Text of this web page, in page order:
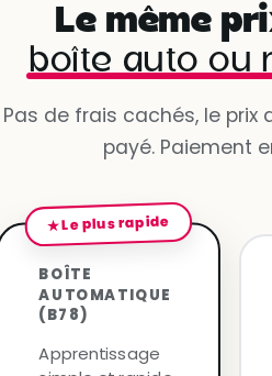
Le même
boîte auto ou
Pas de frais cachés, le prix
payé. Paiement
★ Le plus rapide
BOÎTE
AUTOMATIQUE
(B78)
Apprentissage